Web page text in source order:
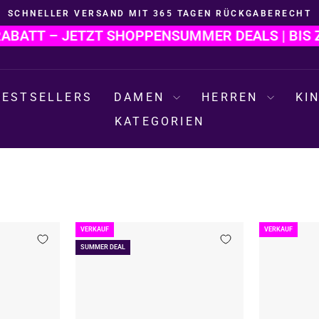
Pause
Diashow
SCHNELLER VERSAND MIT 365 TAGEN RÜCKGABERECHT
– JETZT SHOPPENSUMMER DEALS | BIS ZU
DAMEN HERREN
KATEGORIEN
SUMMER DEAL
VERKAUF VERKAUF